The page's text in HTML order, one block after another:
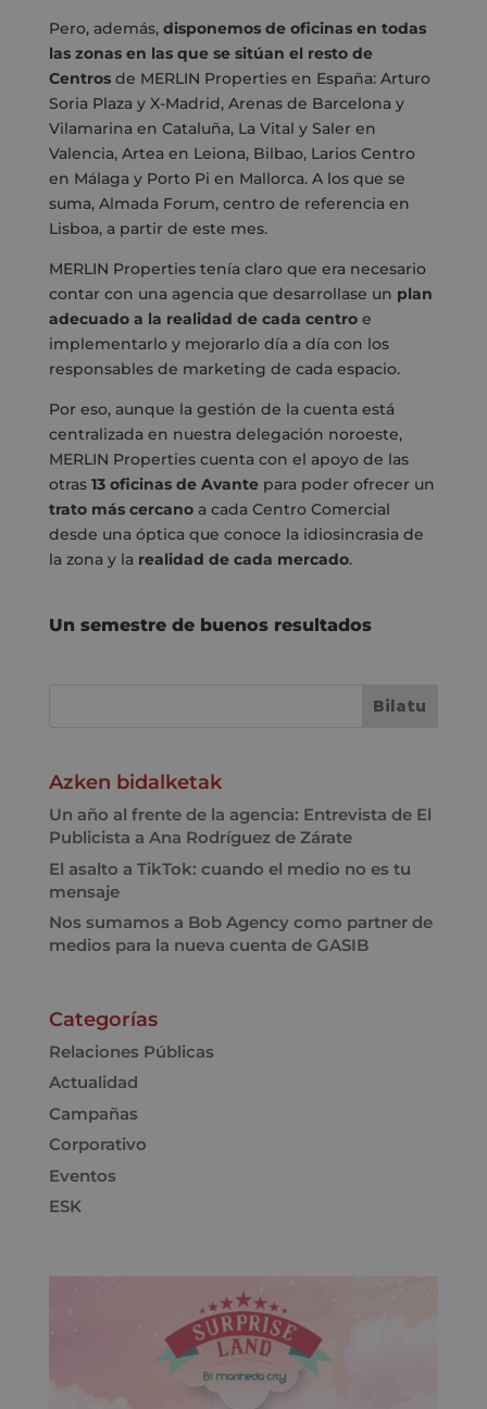
Pero, además, disponemos de oficinas en todas
las zonas en las que se sitúan el resto de
Centrosde MERLIN Properties en España: Arturo
Soria Plaza y X-Madrid, Arenas de Barcelona y
Vilamarina en Cataluña, La Vital y Saler en
Valencia, Artea en Leiona, Bilbao, Larios Centro
en Málaga y Porto Pi en Mallorca. A los que se
suma, Almada Forum, centro de referencia en
Lisboa, a partir de este mes.
MERLIN Properties tenía claro que era necesario
contar con una agencia que desarrollase un plan
adecuado a la realidad de cada centroe
implementarlo y mejorarlo día a día con los
responsables de marketing de cada espacio.
Por eso, aunque la gestión de la cuenta está
centralizada en nuestra delegación noroeste,
MERLIN Properties cuenta con el apoyo de las
otras 13 oficinas de Avantepara poder ofrecer un
trato más cercanoa cada Centro Comercial
desde una óptica que conoce la idiosincrasia de
la zona y la realidad de cada mercado.
Un semestre de buenos resultados
Azken bidalketak
Un año al frente de la agencia: Entrevista de El
Publicista a Ana Rodríguez de Zárate
El asalto a TikTok: cuando el medio no es tu
mensaje
Nos sumamos a Bob Agency como partner de
medios para la nueva cuenta de GASIB
Categorías
Relaciones Públicas
Actualidad
Campañas
Corporativo
Eventos
ESK